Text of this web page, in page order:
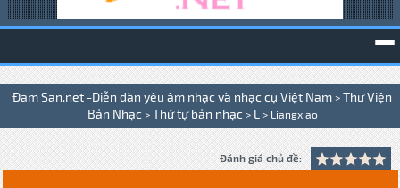
Đam San.net -Diễn đàn yêu âm nhạc và nhạc cụ Việt Nam > Thư Viện
Bản Nhạc > Thứ tự bản nhạc > L > Liangxiao
Đánh giá chủ đề: